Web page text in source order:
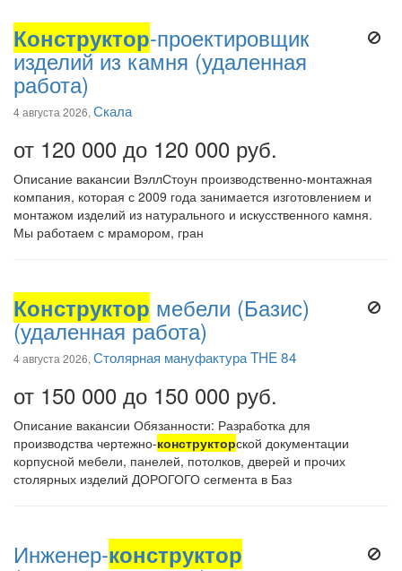
Конструктор-проектировщик
изделий из камня (удаленная
работа)
4 августа 2026, Скала
от 120 000 до 120 000 руб.
Описание вакансии ВэллСтоун производственно-монтажная
компания, которая с 2009 года занимается изготовлением и
монтажом изделий из натурального и искусственного камня.
Мы работаем с мрамором, гран
Конструктор мебели (Базис)
(удаленная работа)
4 августа 2026, Столярная мануфактура THE 84
от 150 000 до 150 000 руб.
Описание вакансии Обязанности: Разработка для
производства чертежно-конструкторской документации
корпусной мебели, панелей, потолков, дверей и прочих
столярных изделий ДОРОГОГО сегмента в Баз
Инженер-конструктор